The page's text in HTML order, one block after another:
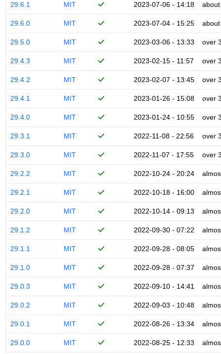
29.6.1 MIT 2023-07-06 - 14:18
29.6.0 MIT 2023-07-04 - 15:25
29.5.0 MIT 2023-03-06 - 13:33 over
29.4.3 MIT 2023-02-15 - 11:57 over
29.4.2 MIT 2023-02-07 - 13:45 over
29.4.1 MIT 2023-01-26 - 15:08 over
29.4.0 MIT 2023-01-24 - 10:55 over
29.3.1 MIT 2022-11-08 - 22:56 over
29.3.0 MIT 2022-11-07 - 17:55 over
29.2.2 MIT 2022-10-24 - 20:24
29.2.1 MIT 2022-10-18 - 16:00
29.2.0 MIT 2022-10-14 - 09:13
29.1.2 MIT 2022-09-30 - 07:22
29.1.1 MIT 2022-09-28 - 08:05
29.1.0 MIT 2022-09-28 - 07:37
29.0.3 MIT 2022-09-10 - 14:41
29.0.2 MIT 2022-09-03 - 10:48
29.0.1 MIT 2022-08-26 - 13:34
29.0.0 MIT 2022-08-25 - 12:33